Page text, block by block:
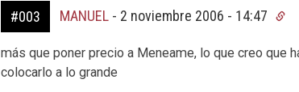
#003 MANUEL- 2 noviembre 2006 - 14:47
más que poner precio a Meneame, lo que creo que
colocarlo a lo grande